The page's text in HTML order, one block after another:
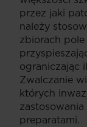
przez jaki
należy
zbiorach
ograniczając
Zwalczanie
których
preparatami.